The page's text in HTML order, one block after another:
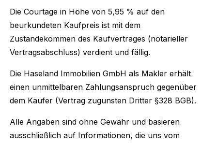
Die Courtage in Höhe von 5,95 % auf den
beurkundeten Kaufpreis ist mit dem
Zustandekommen des Kaufvertrages (notarieller
Vertragsabschluss) verdient und fällig.
Die Haseland Immobilien GmbH als Makler erhält
einen unmittelbaren Zahlungsanspruch gegenüber
dem Käufer (Vertrag zugunsten Dritter §328 BGB).
Alle Angaben sind ohne Gewähr und basieren
ausschließlich auf Informationen, die uns vom